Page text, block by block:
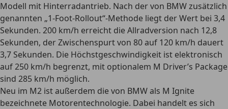
Modell mit Hinterradantrieb. Nach der von BMW zusätzlich
genannten „1-Foot-Rollout“-Methode liegt der Wert bei 3,4
Sekunden. 200 km/h erreicht die Allradversion nach 12,8
Sekunden, der Zwischenspurt von 80 auf 120 km/h dauert
3,7 Sekunden. Die Höchstgeschwindigkeit ist elektronisch
auf 250 km/h begrenzt, mit optionalem M Driver’s Package
sind 285 km/h möglich.
Neu im M2 ist außerdem die von BMW als M Ignite
bezeichnete Motorentechnologie. Dabei handelt es sich